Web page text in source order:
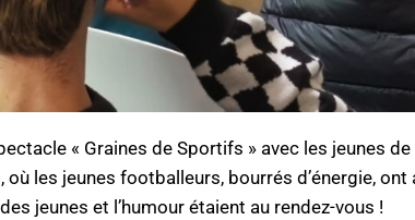
« Graines de Sportifs » avec les jeunes de
les jeunes footballeurs, bourrés d’énergie,
jeunes et l’humour étaient au rendez-vous !